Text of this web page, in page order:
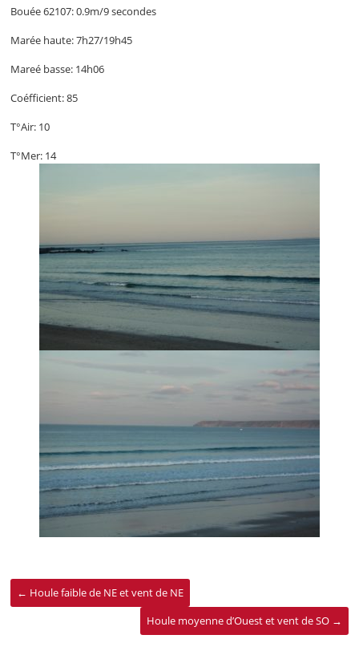
Bouée 62107: 0.9m/9 secondes
Marée haute: 7h27/19h45
Mareé basse: 14h06
Coéfficient: 85
T°Air: 10
T°Mer: 14
← Houle faible de NE et vent de NE
Houle moyenne d’Ouest et vent de SO →